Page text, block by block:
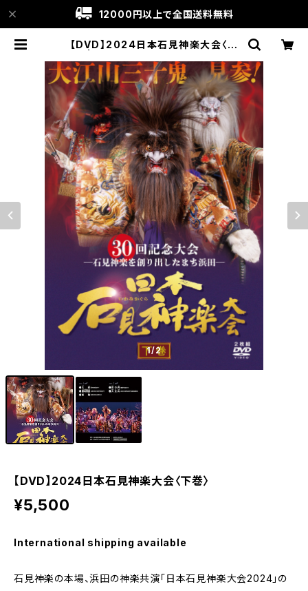
12000円以上で全国送料無料
【DVD】2024日本石見神楽大会〈下
goyomi〔神楽暦〕
1/2
【DVD】2024日本石見神楽大会〈下巻〉
¥5,500
International shipping available
石見神楽の本場、浜田の神楽共演「日本石見神楽大会2024」の